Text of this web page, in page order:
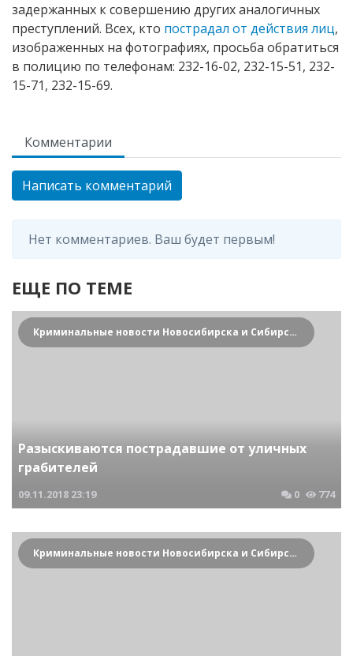
задержанных к совершению других аналогичных
преступлений. Всех, кто пострадал от действия лиц,
изображенных на фотографиях, просьба обратиться
в полицию по телефонам: 232-16-02, 232-15-51, 232-
15-71, 232-15-69.
Комментарии
Написать комментарий
Нет комментариев. Ваш будет первым!
ЕЩЕ ПО ТЕМЕ
Криминальные новости Новосибирска и Сибирского региона
Разыскиваются пострадавшие от уличных
грабителей
09.11.2018 23:19 0 774
Криминальные новости Новосибирска и Сибирского региона